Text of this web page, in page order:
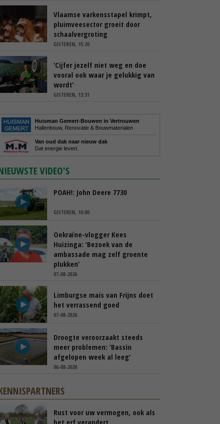
Vlaamse varkensstapel krimpt,
pluimveesector groeit door
schaalvergroting
GISTEREN, 15:20
‘Cijfer jezelf niet weg en doe
vooral ook waar je gelukkig van
wordt’
GISTEREN, 13:31
Huisman Gemert-Bouwen in Vertrouwen
Hallenbouw, Renovatie & Bouwmaterialen
Van oud dak naar nieuw dak
Dat energie levert.
VIDEO'S
POAH!: John Deere 7730
GISTEREN, 10:00
Oekraïne-vlogger Kees
Huizinga: ‘Bezoek van de
ambassade mag zelf groente
plukken’
07-08-2026
Limburgse mais van Frijns doet
het verrassend goed
07-08-2026
Droogte veroorzaakt steeds
meer problemen: ‘Bassin
afgelopen week al leeg’
06-08-2026
Rust voor uw vermogen, ook als
het erf verandert